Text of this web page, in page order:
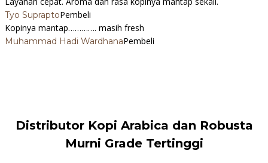
Tyo SupraptoPembeli
Kopinya mantap…………. masih fresh
Muhammad Hadi WardhanaPembeli
Distributor Kopi Arabica dan Robusta
Murni Grade Tertinggi